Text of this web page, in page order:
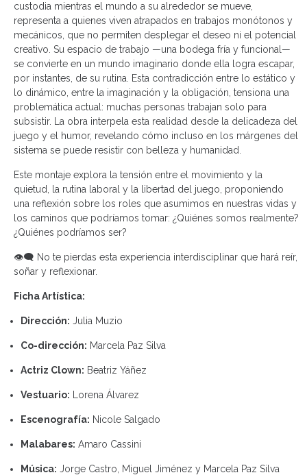
custodia mientras el mundo a su alrededor se mueve,
representa a quienes viven atrapados en trabajos monótonos y
mecánicos, que no permiten desplegar el deseo ni el potencial
creativo. Su espacio de trabajo —una bodega fría y funcional—
se convierte en un mundo imaginario donde ella logra escapar,
por instantes, de su rutina. Esta contradicción entre lo estático y
lo dinámico, entre la imaginación y la obligación, tensiona una
problemática actual: muchas personas trabajan solo para
subsistir. La obra interpela esta realidad desde la delicadeza del
juego y el humor, revelando cómo incluso en los márgenes del
sistema se puede resistir con belleza y humanidad.
Este montaje explora la tensión entre el movimiento y la
quietud, la rutina laboral y la libertad del juego, proponiendo
una reflexión sobre los roles que asumimos en nuestras vidas y
los caminos que podríamos tomar: ¿Quiénes somos realmente?
¿Quiénes podríamos ser?
👁‍🗨 No te pierdas esta experiencia interdisciplinar que hará reír,
soñar y reflexionar.
Ficha Artística:
Dirección: Julia Muzio
Co-dirección: Marcela Paz Silva
Actriz Clown: Beatriz Yáñez
Vestuario: Lorena Álvarez
Escenografía: Nicole Salgado
Malabares: Amaro Cassini
Música: Jorge Castro, Miguel Jiménez y Marcela Paz Silva